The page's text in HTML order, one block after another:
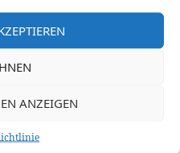
ANZEIGEN
Song YMCA,
wurde? Die
des Songs hat nichts
gehen.
ungenügender sozialer